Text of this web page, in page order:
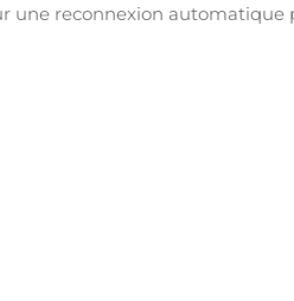
une reconnexion automatique